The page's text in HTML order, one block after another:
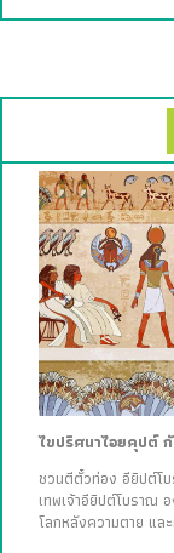
ไขปริศนาไอยคุปต์
ชวนตีตั๋วท่อง อียิปต์โ
เทพเจ้าอียิปต์โบราณ
โลกหลังความตาย แล